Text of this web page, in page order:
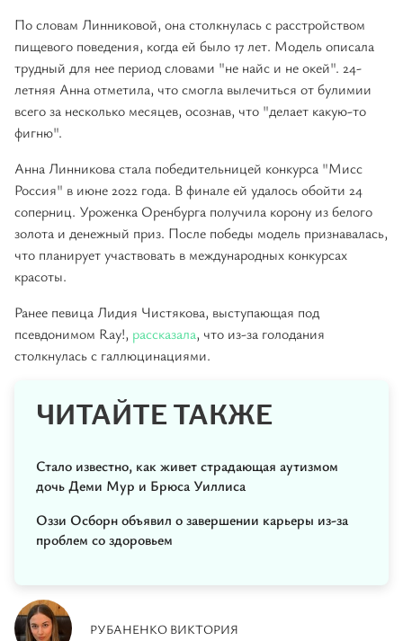
По словам Линниковой, она столкнулась с расстройством
пищевого поведения, когда ей было 17 лет. Модель описала
трудный для нее период словами "не найс и не окей". 24-
летняя Анна отметила, что смогла вылечиться от булимии
всего за несколько месяцев, осознав, что "делает какую-то
фигню".
Анна Линникова стала победительницей конкурса "Мисс
Россия" в июне 2022 года. В финале ей удалось обойти 24
соперниц. Уроженка Оренбурга получила корону из белого
золота и денежный приз. После победы модель признавалась,
что планирует участвовать в международных конкурсах
красоты.
Ранее певица Лидия Чистякова, выступающая под
псевдонимом Ray!, рассказала, что из-за голодания
столкнулась с галлюцинациями.
ЧИТАЙТЕ ТАКЖЕ
Стало известно, как живет страдающая аутизмом
дочь Деми Мур и Брюса Уиллиса
Оззи Осборн объявил о завершении карьеры из-за
проблем со здоровьем
РУБАНЕНКО ВИКТОРИЯ